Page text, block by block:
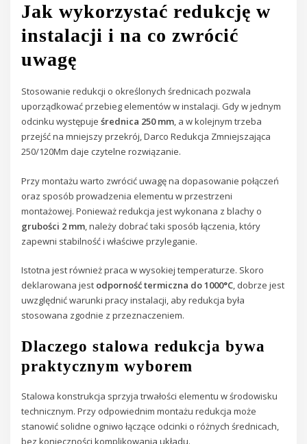
Jak wykorzystać redukcję w
instalacji i na co zwrócić
uwagę
Stosowanie redukcji o określonych średnicach pozwala
uporządkować przebieg elementów w instalacji. Gdy w jednym
odcinku występujeśrednica 250 mm, a w kolejnym trzeba
przejść na mniejszy przekrój, Darco Redukcja Zmniejszająca
250/120Mm daje czytelne rozwiązanie.
Przy montażu warto zwrócić uwagę na dopasowanie połączeń
oraz sposób prowadzenia elementu w przestrzeni
montażowej. Ponieważ redukcja jest wykonana z blachy o
grubości 2 mm , należy dobrać taki sposób łączenia, który
zapewni stabilność i właściwe przyleganie.
Istotna jest również praca w wysokiej temperaturze. Skoro
deklarowana jest odporność termiczna do 1000°C, dobrze jest
uwzględnić warunki pracy instalacji, aby redukcja była
stosowana zgodnie z przeznaczeniem.
Dlaczego stalowa redukcja bywa
praktycznym wyborem
Stalowa konstrukcja sprzyja trwałości elementu w środowisku
technicznym. Przy odpowiednim montażu redukcja może
stanowić solidne ogniwo łączące odcinki o różnych średnicach,
bez konieczności komplikowania układu.